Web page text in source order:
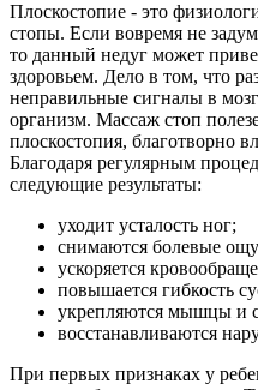
Плоскостопие - это
стопы. Если вовремя не
то данный недуг может
здоровьем. Дело в том, что
неправильные сигналы в
организм. Массаж стоп
плоскостопия, благотворно
Благодаря регулярным
следующие результаты:
уходит усталость ног;
снимаются болевые
ускоряется
повышается гибкость
укрепляются мышцы и
восстанавливаются
При первых признаках у